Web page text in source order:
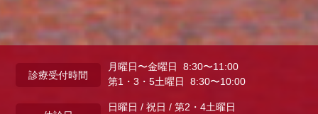
診療受付時間
月曜日〜金曜日 8:30〜11:00
第1・3・5土曜日 8:30〜10:00
日曜日 / 祝日 / 第2・4土曜日